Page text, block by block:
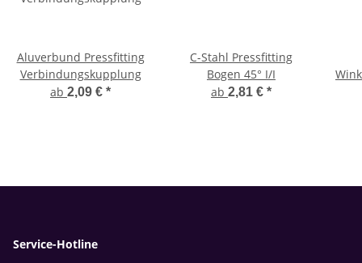
Aluverbund Pressfitting
Verbindungskupplung
ab 2,09 € *
C-Stahl Pressfitting
Bogen 45° I/I
ab 2,81 € *
Service-Hotline